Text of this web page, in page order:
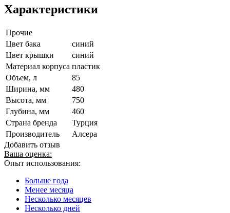
Характеристики
Прочие
Цвет бака
синий
Цвет крышки
синий
Материал корпуса пластик
Объем, л
85
Ширина, мм
480
Высота, мм
750
Глубина, мм
460
Страна бренда
Турция
Производитель
Алсера
Добавить отзыв
Ваша оценка:
Опыт использования:
Больше года
Менее месяца
Несколько месяцев
Несколько дней